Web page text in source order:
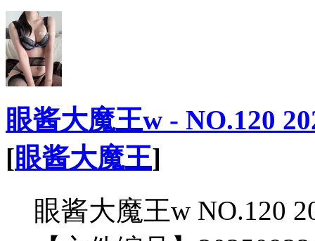
眼酱大魔王w - NO.120
[眼酱大魔王]
眼酱大魔王w NO.120